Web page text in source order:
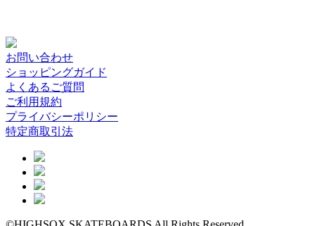
お問い合わせ
ショッピングガイド
よくあるご質問
ご利用規約
プライバシーポリシー
特定商取引法